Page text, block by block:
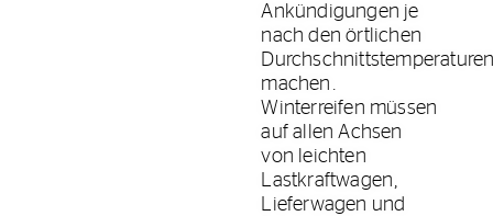
Ankündigungen je
nach den örtlichen
machen.
Winterreifen müssen
auf allen Achsen
von leichten
Lastkraftwagen,
Lieferwagen und